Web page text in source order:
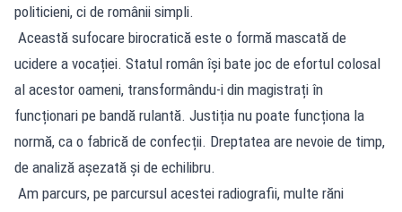
politicieni, ci de românii simpli.
Această sufocare birocratică este o formă mascată de
ucidere a vocației. Statul român își bate joc de efortul colosal
al acestor oameni, transformându-i din magistrați în
funcționari pe bandă rulantă. Justiția nu poate funcționa la
normă, ca o fabrică de confecții. Dreptatea are nevoie de timp,
de analiză așezată și de echilibru.
Am parcurs, pe parcursul acestei radiografii, multe răni